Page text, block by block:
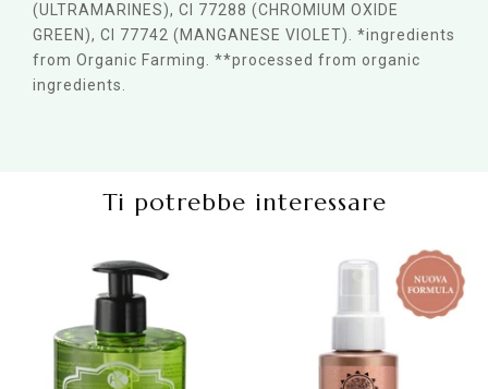
(ULTRAMARINES), CI 77288 (CHROMIUM OXIDE
GREEN), CI 77742 (MANGANESE VIOLET). *ingredients
from Organic Farming. **processed from organic
ingredients.
Ti potrebbe interessare